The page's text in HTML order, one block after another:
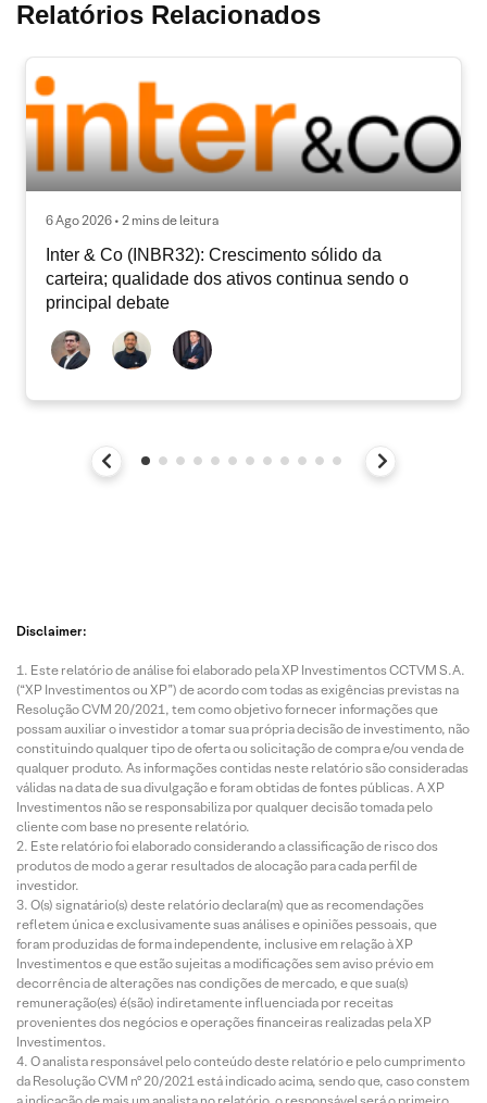
Relatórios Relacionados
6 Ago 2026 • 2 mins de leitura
Inter & Co (INBR32): Crescimento sólido da
carteira; qualidade dos ativos continua sendo o
principal debate
Disclaimer:
Este relatório de análise foi elaborado pela XP Investimentos CCTVM S.A.
(“XP Investimentos ou XP”) de acordo com todas as exigências previstas na
Resolução CVM 20/2021, tem como objetivo fornecer informações que
possam auxiliar o investidor a tomar sua própria decisão de investimento, não
constituindo qualquer tipo de oferta ou solicitação de compra e/ou venda de
qualquer produto. As informações contidas neste relatório são consideradas
válidas na data de sua divulgação e foram obtidas de fontes públicas. A XP
Investimentos não se responsabiliza por qualquer decisão tomada pelo
cliente com base no presente relatório.
Este relatório foi elaborado considerando a classificação de risco dos
produtos de modo a gerar resultados de alocação para cada perfil de
investidor.
O(s) signatário(s) deste relatório declara(m) que as recomendações
refletem única e exclusivamente suas análises e opiniões pessoais, que
foram produzidas de forma independente, inclusive em relação à XP
Investimentos e que estão sujeitas a modificações sem aviso prévio em
decorrência de alterações nas condições de mercado, e que sua(s)
remuneração(es) é(são) indiretamente influenciada por receitas
provenientes dos negócios e operações financeiras realizadas pela XP
Investimentos.
O analista responsável pelo conteúdo deste relatório e pelo cumprimento
da Resolução CVM nº 20/2021 está indicado acima, sendo que, caso constem